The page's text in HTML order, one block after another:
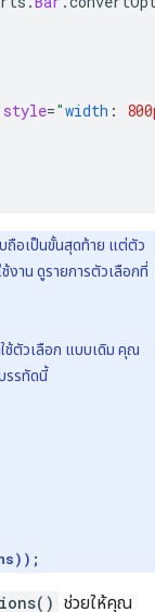
style="width :
ถือเป็นขั้นสุดท้าย แต่ตัว
งาน ดูรายการตัวเลือกที่
ช้ตัวเลือก แบบเดิม คุณ
รรทัดนี้
ช่วยให้คุณ